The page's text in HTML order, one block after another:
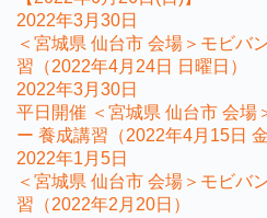
2022年3月30日
＜宮城県 仙台市 会場＞モビバ
習（2022年4月24日 日曜日）
2022年3月30日
平日開催 ＜宮城県 仙台市 会場
ー 養成講習（2022年4月15日 金
2022年1月5日
＜宮城県 仙台市 会場＞モビバ
習（2022年2月20日）